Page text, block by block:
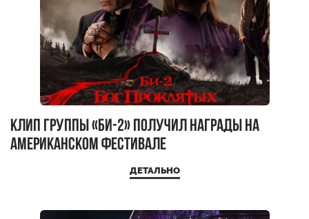
Клип группы «Би-2» получил награды на
американском фестивале
ДЕТАЛЬНО